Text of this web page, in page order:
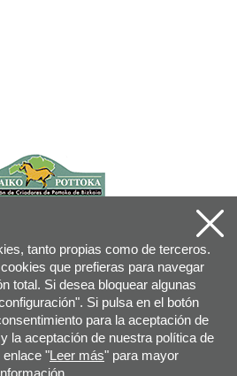
tanto propias como de terceros.
que prefieras para navegar
total. Si desea bloquear algunas
Si pulsa en el botón
para la aceptación de
la aceptación de nuestra política de
"Leer más" para mayor